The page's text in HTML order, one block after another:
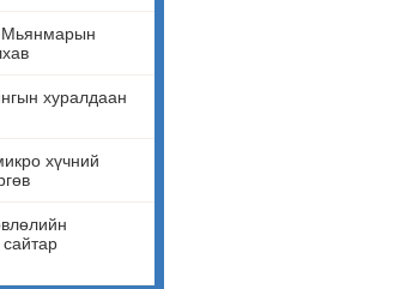
хуралдаан
хүчний
сайтар